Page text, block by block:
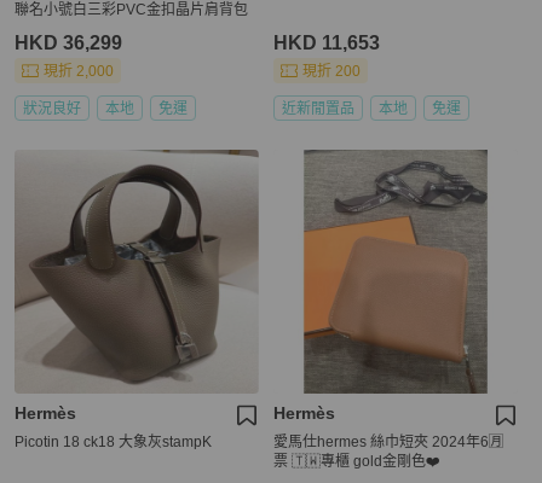
聯名小號白三彩PVC金扣晶片肩背包
HKD 36,299
現折 2,000
狀況良好 本地 免運
HKD 11,653
現折 200
近新閒置品 本地 免運
Hermès
Picotin 18 ck18 大象灰stampK
Hermès
愛馬仕hermes 絲巾短夾 2024年6🈷️
票 🇹🇼專櫃 gold金剛色❤️